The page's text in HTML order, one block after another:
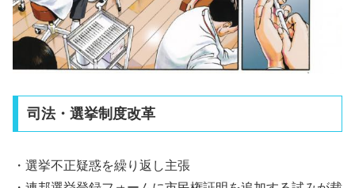
司法・選挙制度改革
・選挙不正疑惑を繰り返し主張